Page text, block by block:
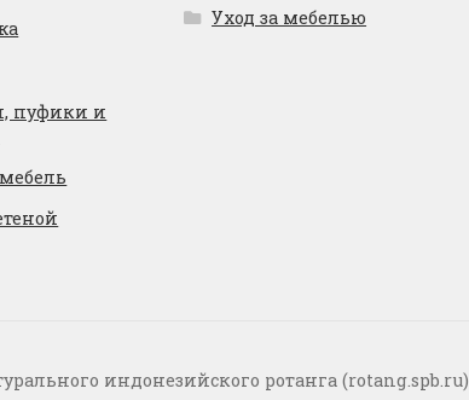
пуфики и
Уход за мебелью
индонезийского ротанга (rotang.spb.ru)